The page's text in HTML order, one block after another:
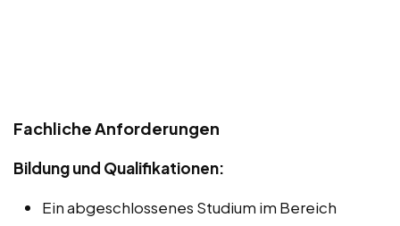
Fachliche Anforderungen
Bildung und Qualifikationen:
Ein abgeschlossenes Studium im Bereich